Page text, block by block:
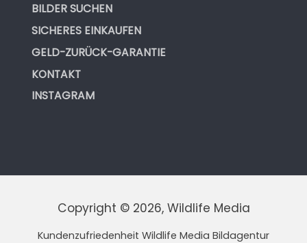
BILDER SUCHEN
SICHERES EINKAUFEN
GELD-ZURÜCK-GARANTIE
KONTAKT
INSTAGRAM
Copyright © 2026, Wildlife Media
Kundenzufriedenheit Wildlife Media Bildagentur